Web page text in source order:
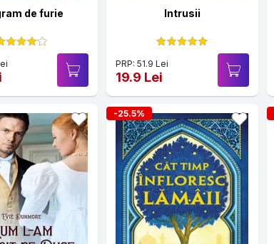
de furie Intrusii
PRP: 51.9 Lei
19.9 Lei
-25.5%